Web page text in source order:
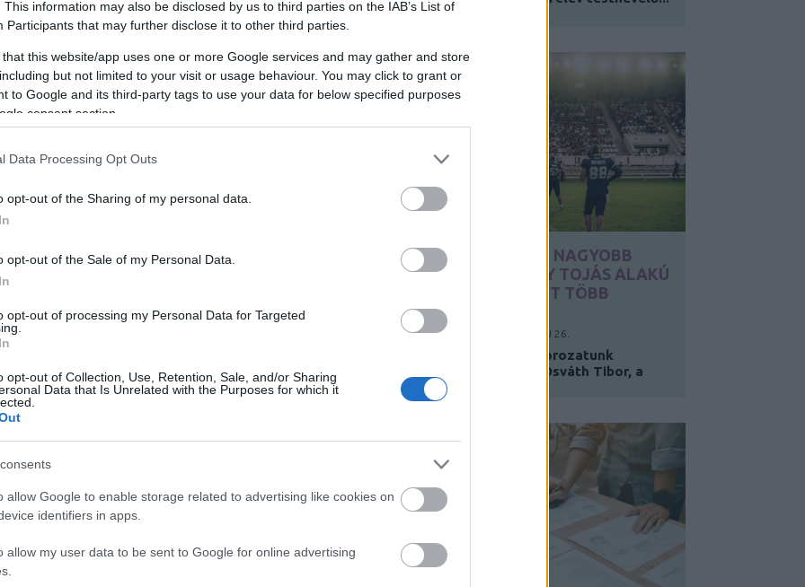
This information may also be disclosed by us to third parties on the IAB’s List of
Participants that may further disclose it to other third parties.
that this website/app uses one or more Google services and may gather and store
but not limited to your visit or usage behaviour. You may click to grant or
to Google and its third-party tags to use your data for below specified purposes
consent section.
Data Processing Opt Outs
opt-out of the Sharing of my personal data.
opt-out of the Sale of my Personal Data.
opt-out of processing my Personal Data for Targeted
opt-out of Collection, Use, Retention, Sale, and/or Sharing
Data that Is Unrelated with the Purposes for which it
allow Google to enable storage related to advertising like cookies on
identifiers in apps.
allow my user data to be sent to Google for online advertising
MIT TEGYÜNK, HA SZORONGUNK?
BY:CORVINUS HALLGATÓI MÉDIAKÖZPONT2025. MÁJ
„ITT NEM CSAK PÁR NAGYOBB
EMBER KERGET EGY TOJÁS ALAKÚ
LABDÁT, EZ A SPORT TÖBB
ENNÉL”
BY:REICHL TAMARA 2025. MÁJ 26.
Hallgatói hobbik cikksorozatunk
következő szereplője Osváth Tibor, a
Budapesti...